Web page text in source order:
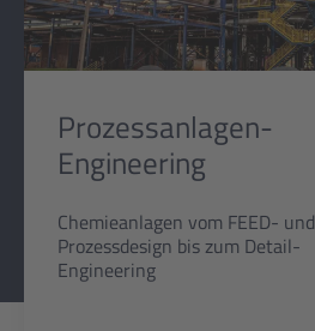
Prozessanlagen-
Engineering
Chemieanlagen vom FEED- und
Prozessdesign bis zum Detail-
Engineering